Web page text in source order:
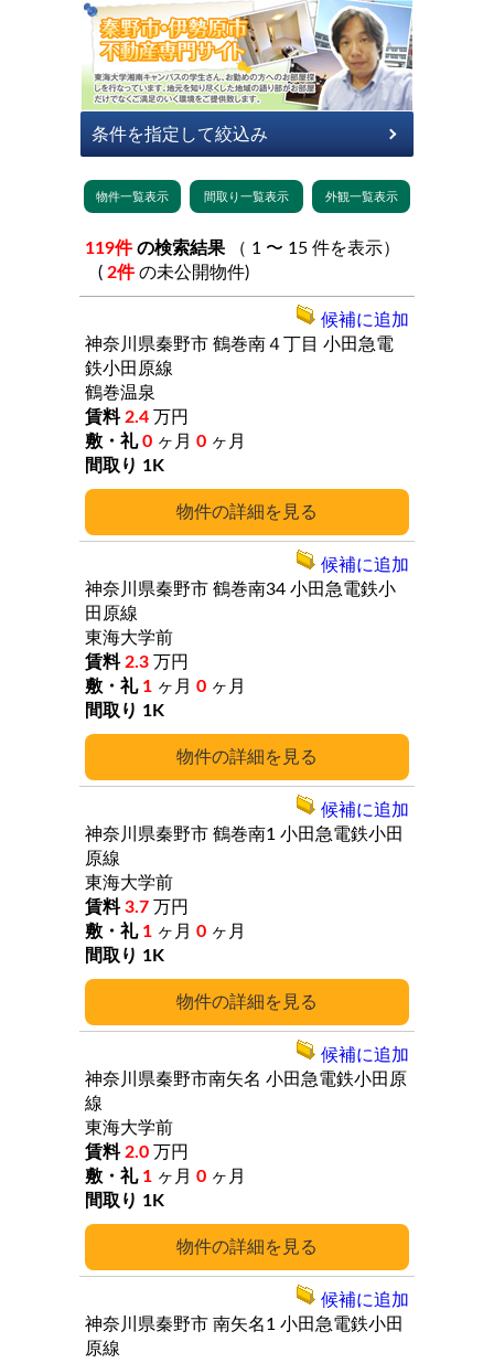
119件 の検索結果
( 2件 の未公開物件)
詳細
神奈川県秦野市 鶴巻南４丁目 小田急電
鉄小田原線
鶴巻温泉
2.4 万円
0 ヶ月 0 ヶ月
1K
候補に追加
詳細
神奈川県秦野市 鶴巻南34 小田急電鉄小
田原線
東海大学前
2.3 万円
1 ヶ月 0 ヶ月
1K
候補に追加
詳細
神奈川県秦野市 鶴巻南1 小田急電鉄小田
原線
東海大学前
3.7 万円
1 ヶ月 0 ヶ月
1K
候補に追加
詳細
神奈川県秦野市南矢名 小田急電鉄小田原
線
東海大学前
2.0 万円
1 ヶ月 0 ヶ月
1K
候補に追加
神奈川県秦野市 南矢名1 小田急電鉄小田
原線
候補に追加